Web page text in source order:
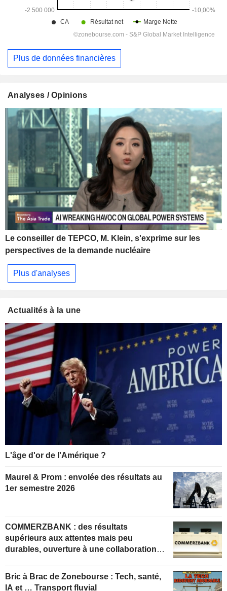
Plus de données financières
Analyses / Opinions
Le conseiller de TEPCO, M. Klein, s'exprime sur les
perspectives de la demande nucléaire
Plus d'analyses
Actualités à la une
L'âge d'or de l'Amérique ?
Maurel & Prom : envolée des résultats au
1er semestre 2026
COMMERZBANK : des résultats
supérieurs aux attentes mais peu
durables, ouverture à une collaboration
Bric à Brac de Zonebourse : Tech, santé,
IA et … Transport fluvial